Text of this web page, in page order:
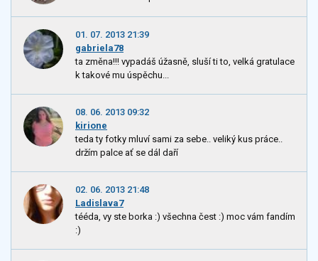
01. 07. 2013 21:39
gabriela78
ta změna!!! vypadáš úžasně, sluší ti to, velká gratulace
k takové mu úspěchu...
08. 06. 2013 09:32
kirione
teda ty fotky mluví sami za sebe.. veliký kus práce..
držím palce ať se dál daří
02. 06. 2013 21:48
Ladislava7
tééda, vy ste borka :) všechna čest :) moc vám fandím
:)